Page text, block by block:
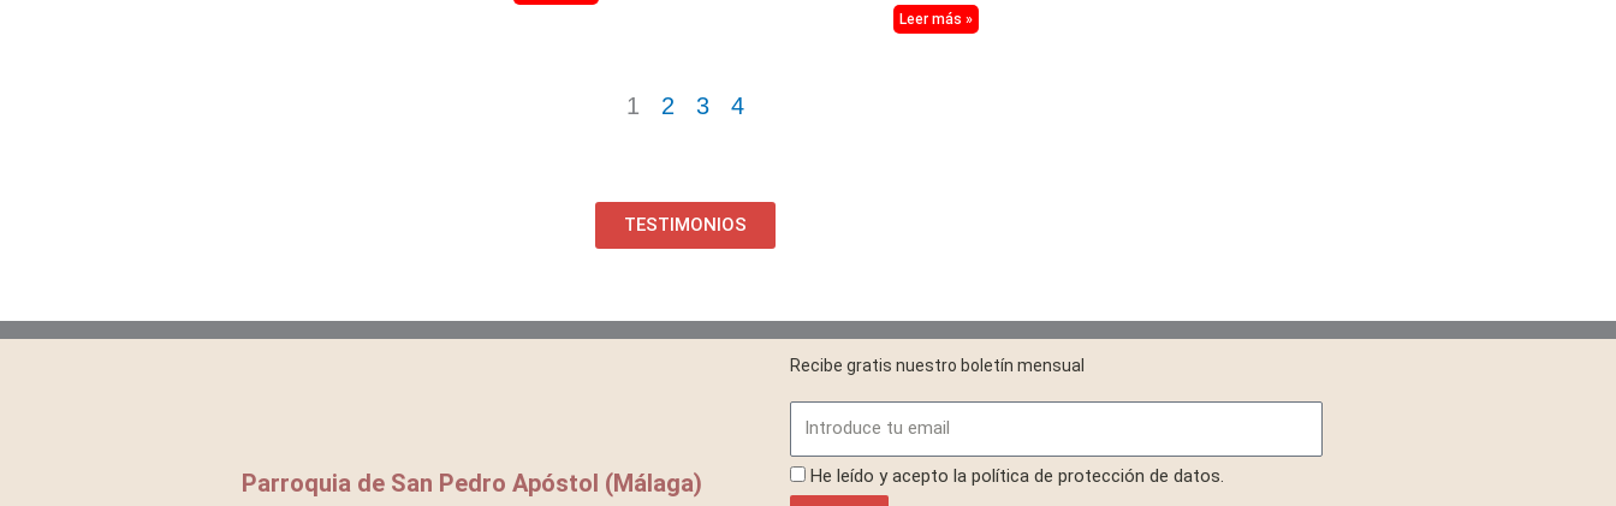
Leer más »
1 2 3 4
TESTIMONIOS
Parroquia de San Pedro Apóstol (Málaga)
Recibe gratis nuestro boletín mensual
ProteccionDatos
He leído y acepto la política de protección de datos.